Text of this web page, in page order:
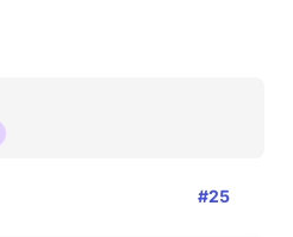
#25